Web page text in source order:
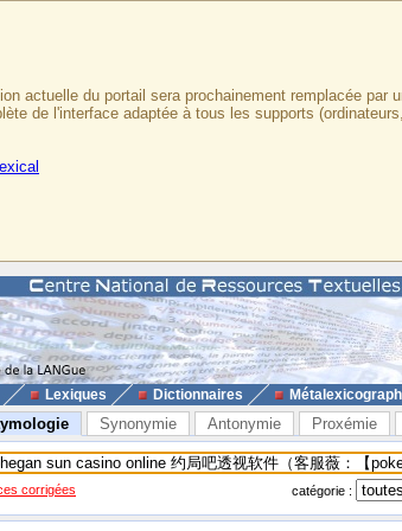
actuelle du portail sera prochainement remplacée par
de l'interface adaptée à tous les supports
Lexiques Dictionnaires
Synonymie Antonymie Proxémie
corrigées catégorie :